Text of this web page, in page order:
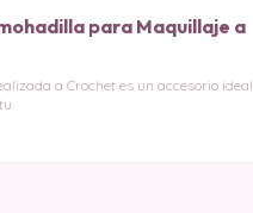
para Maquillaje a
a Crochet es un accesorio ideal